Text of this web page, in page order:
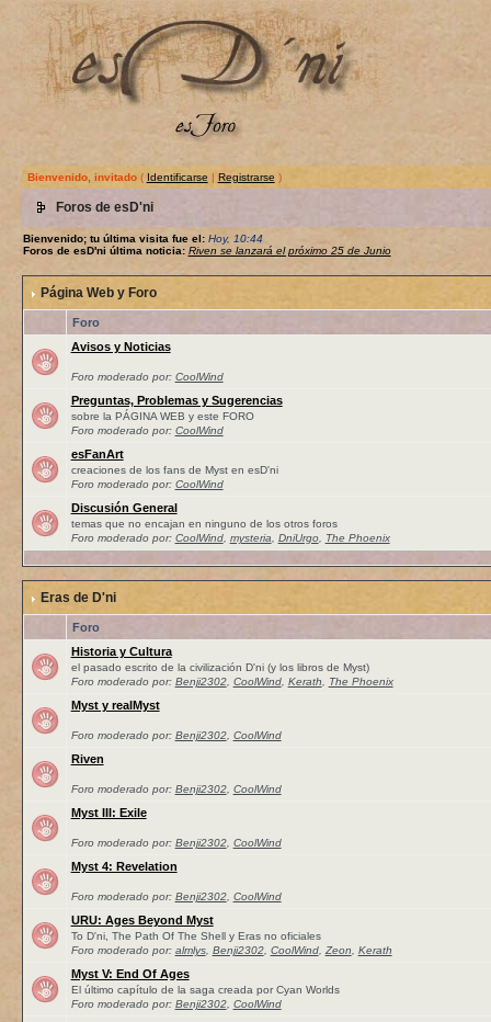
Bienvenido, invitado( Identificarse | Registrarse )
Foros de esD'ni
Bienvenido; tu última visita fue el: Hoy, 10:44
Foros de esD'ni última noticia: Riven se lanzará el próximo 25 de Junio
Página Web y Foro
Foro
Avisos y Noticias
Foro moderado por: CoolWind
Preguntas, Problemas y Sugerencias
sobre la PÁGINA WEB y este FORO
Foro moderado por: CoolWind
esFanArt
creaciones de los fans de Myst en esD'ni
Foro moderado por: CoolWind
Discusión General
temas que no encajan en ninguno de los otros foros
Foro moderado por: CoolWind, mysteria DniUrgo, The Phoenix
Eras de D'ni
Foro
Historia y Cultura
el pasado escrito de la civilización D'ni (y los libros de Myst)
Foro moderado por: Benji2302, CoolWind, Kerath The Phoenix
Myst y realMyst
Foro moderado por: Benji2302, CoolWind
Riven
Foro moderado por: Benji2302, CoolWind
Myst III: Exile
Foro moderado por: Benji2302, CoolWind
Myst 4: Revelation
Foro moderado por: Benji2302, CoolWind
URU: Ages Beyond Myst
To D'ni, The Path Of The Shell y Eras no oficiales
Foro moderado por: almlys, Benji2302, CoolWind, Zeon Kerath
Myst V: End Of Ages
El último capítulo de la saga creada por Cyan Worlds
Foro moderado por: Benji2302, CoolWind